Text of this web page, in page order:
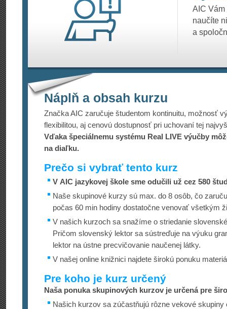
AIC Vám
naučíte
a
Náplň a obsah kurzu
Značka AIC zaručuje študentom kontinuitu, možnosť
flexibilitou, aj cenovú dostupnosť pri uchovaní tej
Vďaka špeciálnemu systému Real LIVE výučby
na diaľku.
Prečo si vybrať tento kurz
V AIC jazykovej škole sme odučili už cez 580
Naše skupinové kurzy sú max. do 8 osôb, čo
počas 60 min hodiny dostatočne venovať všetkým
V našich kurzoch sa snažíme o striedanie
Pričom slovenský lektor sa sústreďuje na výuku
lektor na ústne precvičovanie naučenej látky.
V našej online knižnici najdete širokú ponuku
Pre koho je kurz určený
Naša ponuka skupinových kurzov je určená pre
Našich kurzov sa zúčastňujú rôzne vekové skupiny